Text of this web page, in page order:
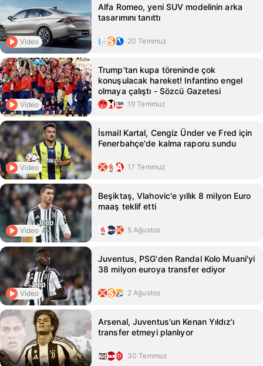
Video
Alfa Romeo, yeni SUV modelinin arka
tasarımını tanıttı
20 Temmuz
Video
Trump'tan kupa töreninde çok
konuşulacak hareket! Infantino engel
olmaya çalıştı - Sözcü Gazetesi
19 Temmuz
Video
İsmail Kartal, Cengiz Ünder ve Fred için
Fenerbahçe'de kalma raporu sundu
17 Temmuz
Video
Beşiktaş, Vlahovic'e yıllık 8 milyon Euro
maaş teklif etti
5 Ağustos
Video
Juventus, PSG'den Randal Kolo Muani'yi
38 milyon euroya transfer ediyor
2 Ağustos
Arsenal, Juventus'un Kenan Yıldız'ı
transfer etmeyi planlıyor
30 Temmuz